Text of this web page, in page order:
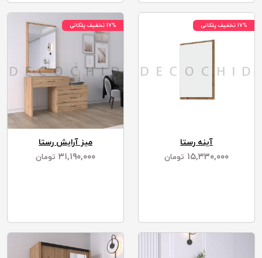
۱۷% تخفیف پلکانی
میز آرایش رستا
۳۱,۱۹۰,۰۰۰ تومان
۱۷% تخفیف پلکانی
آینه رستا
۱۵,۳۳۰,۰۰۰ تومان